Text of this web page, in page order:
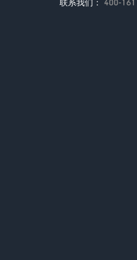
联系我们： 400-